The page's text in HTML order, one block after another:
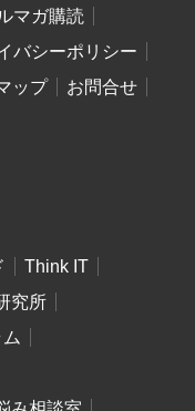
マガ購読
バシーポリシー
ップ
お問合せ
Think IT
究所